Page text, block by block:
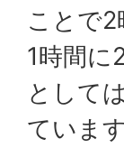
ことで
1時間に
として
ています